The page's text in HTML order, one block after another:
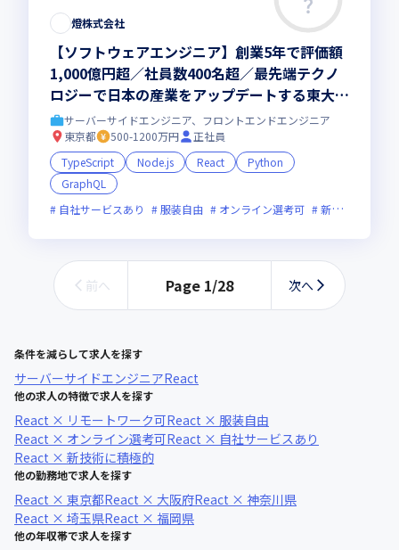
燈株式会社
【ソフトウェアエンジニア】創業5年で評価額
1,000億円超／社員数400名超／最先端テクノ
ロジーで日本の産業をアップデートする東大発
AIスタートアップ
サーバーサイドエンジニア、フロントエンドエンジニア
東京都
500-1200万円
正社員
TypeScript
Node.js React
Python
GraphQL
自社サービスあり
服装自由 オンライン選考可 新規立ち上げ
前へ Page 1/28 次へ
条件を減らして求人を探す
サーバーサイドエンジニアReact
他の求人の特徴で求人を探す
React × リモートワーク可React × 服装自由
React × オンライン選考可React × 自社サービスあり
React × 新技術に積極的
他の勤務地で求人を探す
React × 東京都React × 大阪府React × 神奈川県
React × 埼玉県React × 福岡県
他の年収帯で求人を探す